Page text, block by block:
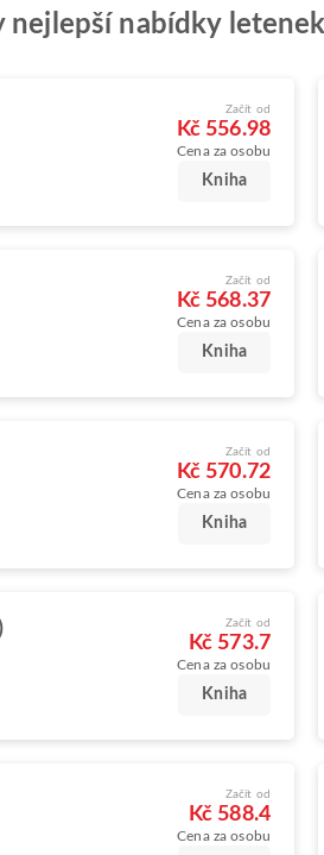
nejlepší nabídky
Začít od
Kč 556.98
Cena za osobu
Kniha
Začít od
Kč 568.37
Cena za osobu
Kniha
Začít od
Kč 570.72
Cena za osobu
Kniha
Začít od
Kč 573.7
Cena za osobu
Kniha
Začít od
Kč 588.4
Cena za osobu